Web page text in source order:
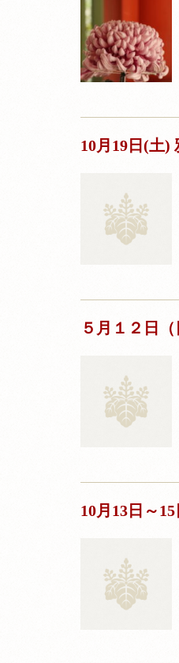
10月19日(土)
５月１２日
10月13日～